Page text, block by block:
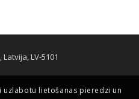
LV-5101
uzlabotu lietošanas pieredzi un